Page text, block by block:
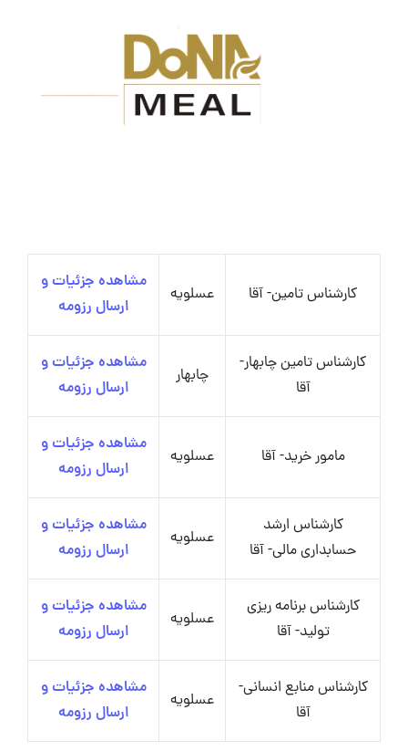
کارشناس تامین- آقا عسلویه
مشاهده جزئیات و
ارسال رزومه
کارشناس تامین چابهار-
آقا
چابهار
مشاهده جزئیات و
ارسال رزومه
مامور خرید- آقا عسلویه
مشاهده جزئیات و
ارسال رزومه
کارشناس ارشد
حسابداری مالی- آقا
عسلویه
مشاهده جزئیات و
ارسال رزومه
کارشناس برنامه ریزی
تولید- آقا
عسلویه
مشاهده جزئیات و
ارسال رزومه
کارشناس منابع انسانی-
آقا
عسلویه
مشاهده جزئیات و
ارسال رزومه